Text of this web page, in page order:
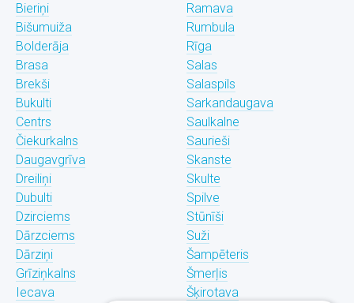
Bieriņi
Bišumuiža
Bolderāja
Brasa
Brekši
Bukulti
Centrs
Čiekurkalns
Daugavgrīva
Dreiliņi
Dubulti
Dzirciems
Dārzciems
Dārziņi
Grīziņkalns
Iecava
Ramava
Rumbula
Rīga
Salas
Salaspils
Sarkandaugava
Saulkalne
Saurieši
Skanste
Skulte
Spilve
Stūnīši
Suži
Šampēteris
Šmerļis
Šķirotava